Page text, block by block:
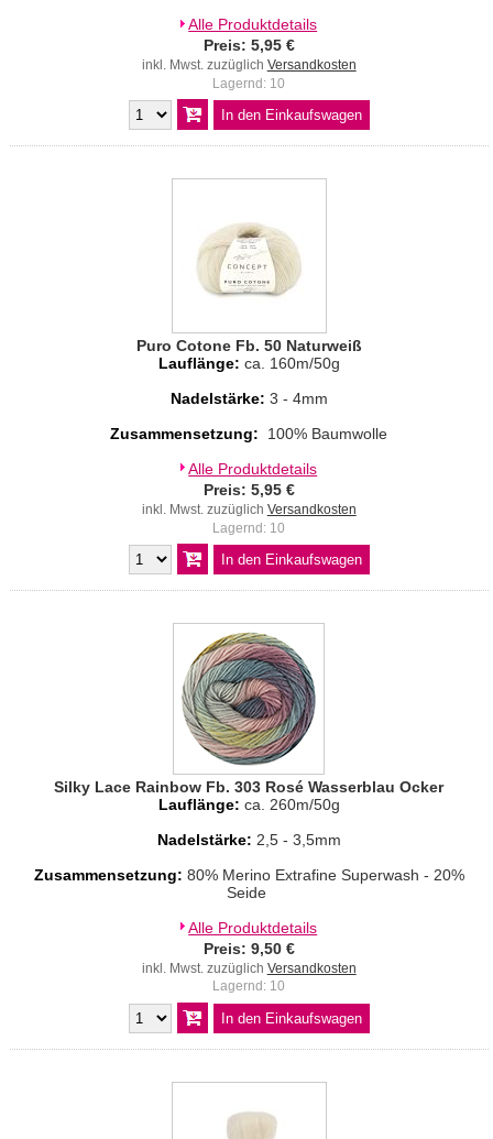
Alle Produktdetails
Preis: 5,95 €
inkl. Mwst. zuzüglich Versandkosten
Lagernd: 10
Puro Cotone Fb. 50 Naturweiß
Lauflänge: ca. 160m/50g
Nadelstärke: 3 - 4mm
Zusammensetzung:
100% Baumwolle
Alle Produktdetails
Preis: 5,95 €
inkl. Mwst. zuzüglich Versandkosten
Lagernd: 10
Silky Lace Rainbow Fb. 303 Rosé Wasserblau Ocker
Lauflänge: ca. 260m/50g
Nadelstärke: 2,5 - 3,5mm
Zusammensetzung: 80% Merino Extrafine Superwash - 20%
Seide
Alle Produktdetails
Preis: 9,50 €
inkl. Mwst. zuzüglich Versandkosten
Lagernd: 10